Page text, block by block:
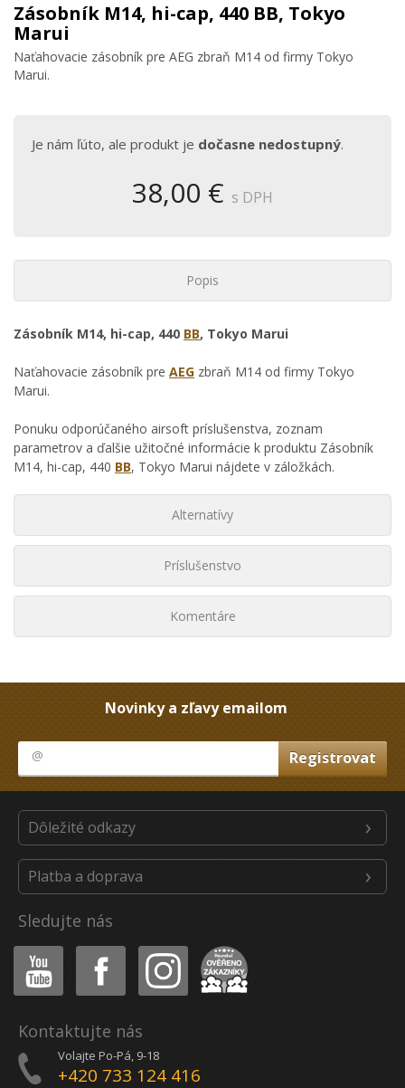
Zásobník M14, hi-cap, 440 BB, Tokyo
Marui
Naťahovacie zásobník pre AEG zbraň M14 od firmy Tokyo
Marui.
Je nám ľúto, ale produkt je dočasne nedostupný.
38,00 € s DPH
Popis
Zásobník M14, hi-cap, 440 BB, Tokyo Marui
Naťahovacie zásobník pre AEG zbraň M14 od firmy Tokyo
Marui.
Ponuku odporúčaného airsoft príslušenstva, zoznam
parametrov a ďalšie užitočné informácie k produktu Zásobník
M14, hi-cap, 440 BB, Tokyo Marui nájdete v záložkách.
Alternatívy
Príslušenstvo
Komentáre
Novinky a zľavy emailom
Dôležité odkazy
Platba a doprava
Sledujte nás
Youtube Facebook Instagram Heureka
Kontaktujte nás
Volajte Po-Pá, 9-18
+420 733 124 416